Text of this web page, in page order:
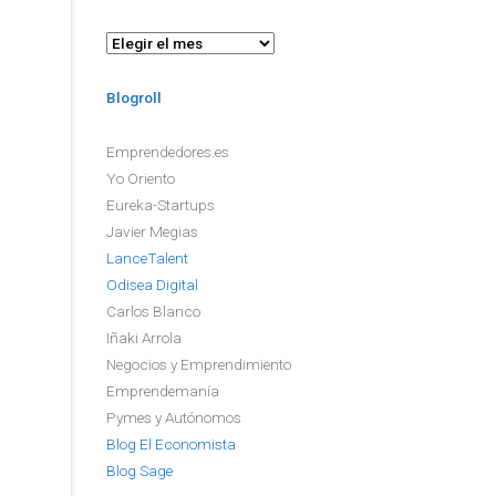
Archivo
Blogroll
Emprendedores.es
Yo Oriento
Eureka-Startups
Javier Megias
LanceTalent
Odisea Digital
Carlos Blanco
Iñaki Arrola
Negocios y Emprendimiento
Emprendemanía
Pymes y Autónomos
Blog El Economista
Blog Sage